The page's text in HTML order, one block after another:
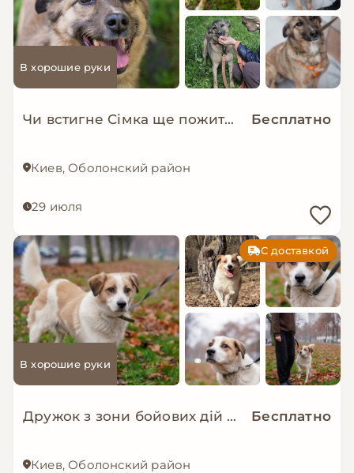
В хорошие руки
Чи встигне Сімка ще пожити в родині? Бесплатно
Киев, Оболонский район
29 июля
С доставкой
В хорошие руки
Дружок з зони бойових дій шукає нову родину! Бесплатно
Киев, Оболонский район